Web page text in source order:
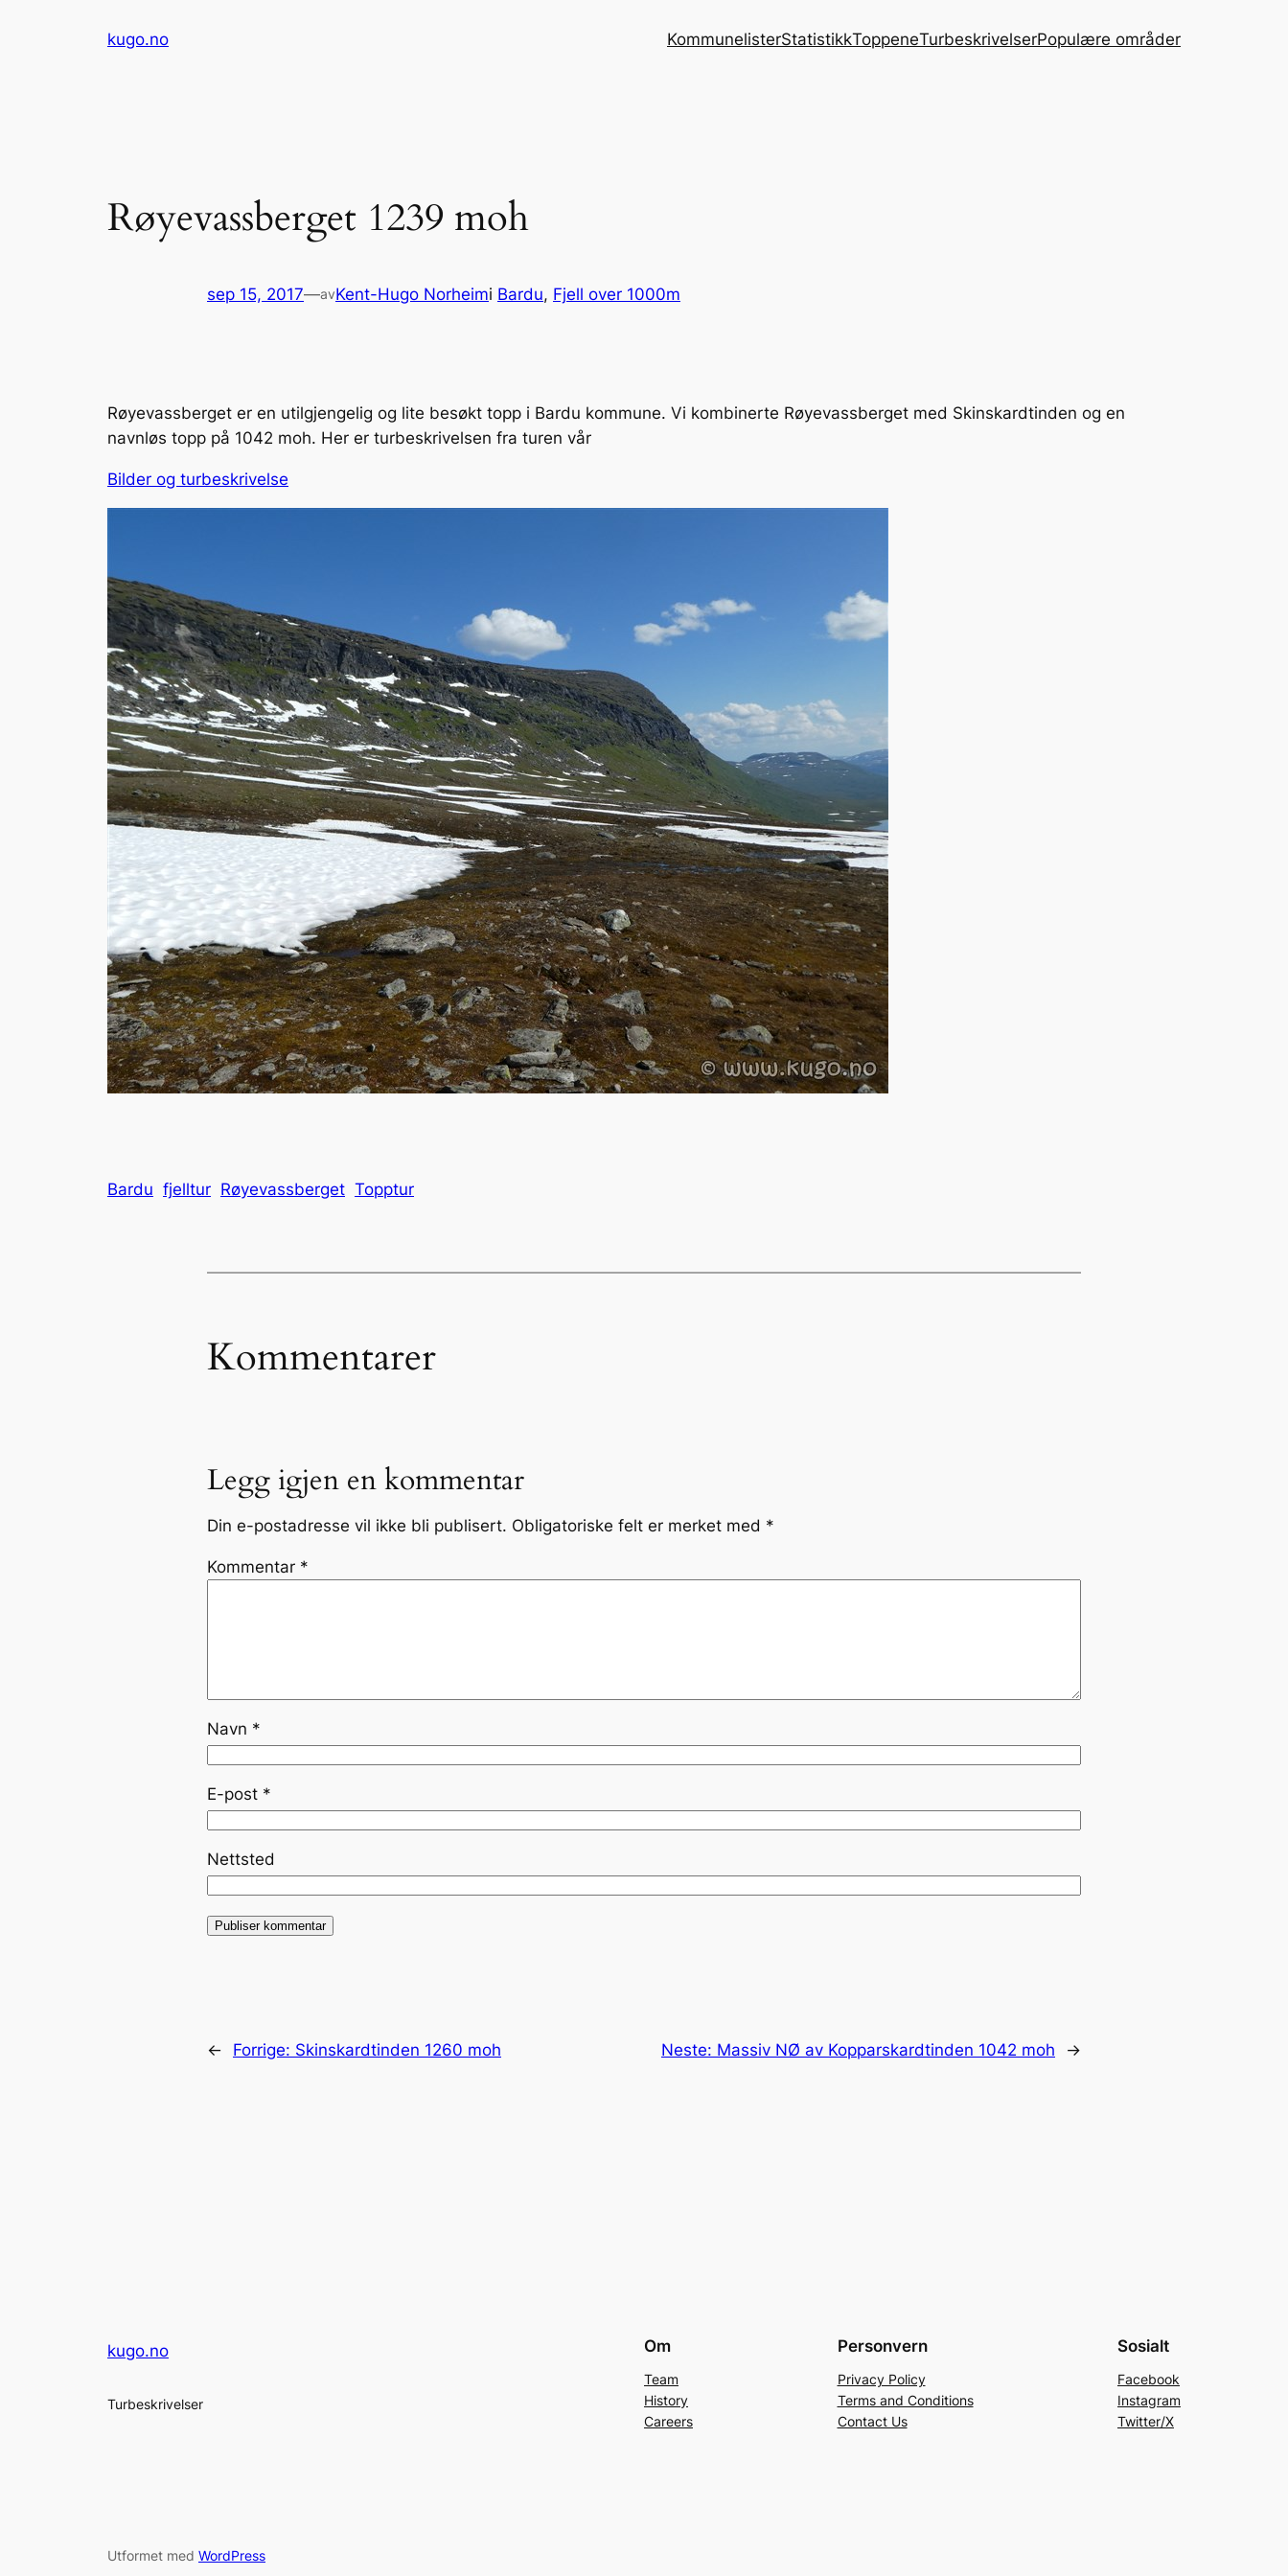
kugo.no KommunelisterStatistikkToppeneTurbeskrivelserPopulære områder
Røyevassberget 1239 moh
sep 15, 2017—avKent-Hugo Norheimi Bardu, Fjell over 1000m
Røyevassberget er en utilgjengelig og lite besøkt topp i Bardu kommune. Vi kombinerte Røyevassberget med Skinskardtinden og en
navnløs topp på 1042 moh. Her er turbeskrivelsen fra turen vår
Bilder og turbeskrivelse
Bardu fjelltur Røyevassberget Topptur
Kommentarer
Legg igjen en kommentar
Din e-postadresse vil ikke bli publisert. Obligatoriske felt er merket med *
Kommentar *
Navn *
E-post *
Nettsted
← Forrige: Skinskardtinden 1260 moh Neste: Massiv NØ av Kopparskardtinden 1042 moh →
kugo.no
Turbeskrivelser
Om
Team
History
Careers
Personvern
Privacy Policy
Terms and Conditions
Contact Us
Sosialt
Facebook
Instagram
Twitter/X
Utformet med WordPress